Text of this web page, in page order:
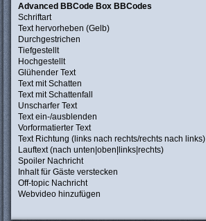
Advanced BBCode Box BBCodes
Schriftart
Text hervorheben (Gelb)
Durchgestrichen
Tiefgestellt
Hochgestellt
Glühender Text
Text mit Schatten
Text mit Schattenfall
Unscharfer Text
Text ein-/ausblenden
Vorformatierter Text
Text Richtung (links nach rechts/rechts nach links)
Lauftext (nach unten|oben|links|rechts)
Spoiler Nachricht
Inhalt für Gäste verstecken
Off-topic Nachricht
Webvideo hinzufügen